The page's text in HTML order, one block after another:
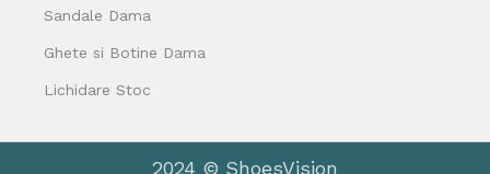
Sandale Dama
Ghete si Botine Dama
Lichidare Stoc
2024 © ShoesVision